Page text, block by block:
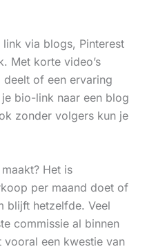
via blogs, Pinterest
Met korte video’s
of een ervaring
bio-link naar een blog
zonder volgers kun je
Het is
per maand doet of
blijft hetzelfde. Veel
commissie al binnen
vooral een kwestie van